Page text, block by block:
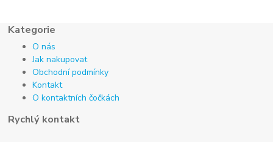
Kategorie
O nás
Jak nakupovat
Obchodní podmínky
Kontakt
O kontaktních čočkách
Rychlý kontakt